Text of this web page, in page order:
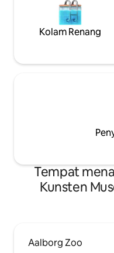
Kolam Renang
Tempat
Kunsten
Aalborg Zoo